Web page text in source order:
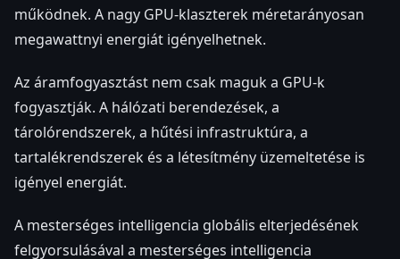
működnek. A nagy GPU-klaszterek méretarányosan
megawattnyi energiát igényelhetnek.
Az áramfogyasztást nem csak maguk a GPU-k
fogyasztják. A hálózati berendezések, a
tárolórendszerek, a hűtési infrastruktúra, a
tartalékrendszerek és a létesítmény üzemeltetése is
igényel energiát.
A mesterséges intelligencia globális elterjedésének
felgyorsulásával a mesterséges intelligencia